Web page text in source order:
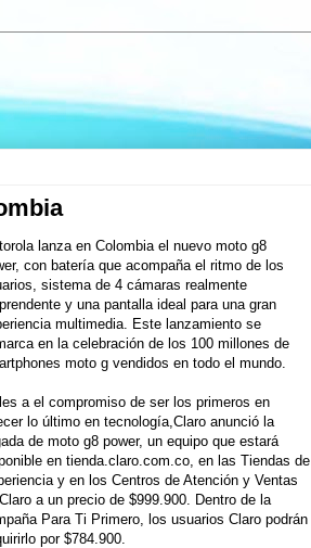
lanza en Colombia el nuevo moto g8
con batería que acompaña el ritmo de los
sistema de 4 cámaras realmente
y una pantalla ideal para una gran
multimedia. Este lanzamiento se
en la celebración de los 100 millones de
moto g vendidos en todo el mundo.
a el compromiso de ser los primeros en
lo último en tecnología,Claro anunció la
de moto g8 power, un equipo que estará
en tienda.claro.com.co, en las Tiendas de
y en los Centros de Atención y Ventas
a un precio de $999.900. Dentro de la
Para Ti Primero, los usuarios Claro podrán
por $784.900.